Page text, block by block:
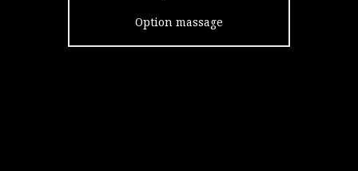
Option massage